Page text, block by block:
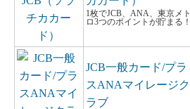
1枚でJCB、ANA、東京メト
ロ3つのポイントが貯まる！
JCB一般カード/プラ
スANAマイレージク
ラブ